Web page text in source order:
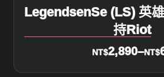
LegendsenSe (LS) 英
持Riot
NT$
–
NT$2,890